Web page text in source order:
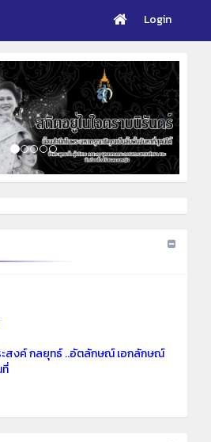
Login
สงค์ กลยุทธ์ ..อัตลักษณ์ เอกลักษณ์